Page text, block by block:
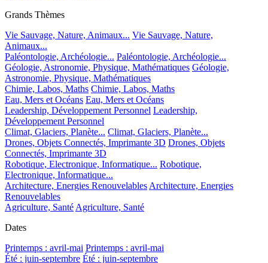
Grands Thèmes
Vie Sauvage, Nature, Animaux... Vie Sauvage, Nature,
Animaux...
Paléontologie, Archéologie... Paléontologie, Archéologie...
Géologie, Astronomie, Physique, Mathématiques Géologie,
Astronomie, Physique, Mathématiques
Chimie, Labos, Maths Chimie, Labos, Maths
Eau, Mers et Océans Eau, Mers et Océans
Leadership, Développement Personnel Leadership,
Développement Personnel
Climat, Glaciers, Planète... Climat, Glaciers, Planète...
Drones, Objets Connectés, Imprimante 3D Drones, Objets
Connectés, Imprimante 3D
Robotique, Electronique, Informatique... Robotique,
Electronique, Informatique...
Architecture, Energies Renouvelables Architecture, Energies
Renouvelables
Agriculture, Santé Agriculture, Santé
Dates
Printemps : avril-mai Printemps : avril-mai
Été : juin-septembre Été : juin-septembre